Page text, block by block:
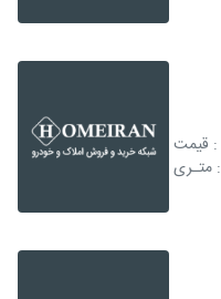
: قیمت
: متـری